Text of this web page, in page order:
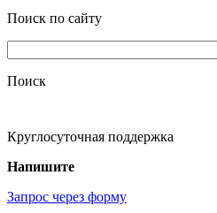
Поиск по сайту
Поиск
Круглосуточная поддержка
Напишите
Запрос через форму